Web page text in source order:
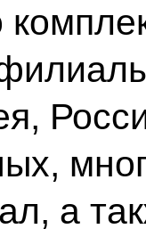
а